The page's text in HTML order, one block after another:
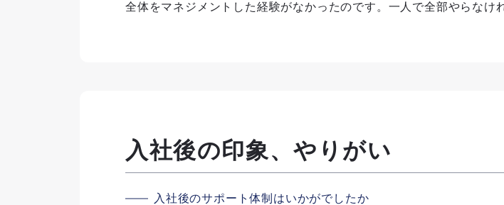
全体をマネジメントした経験がなかったのです。一人で全部やらなけ
入社後の印象、やりがい
入社後のサポート体制はいかがでしたか